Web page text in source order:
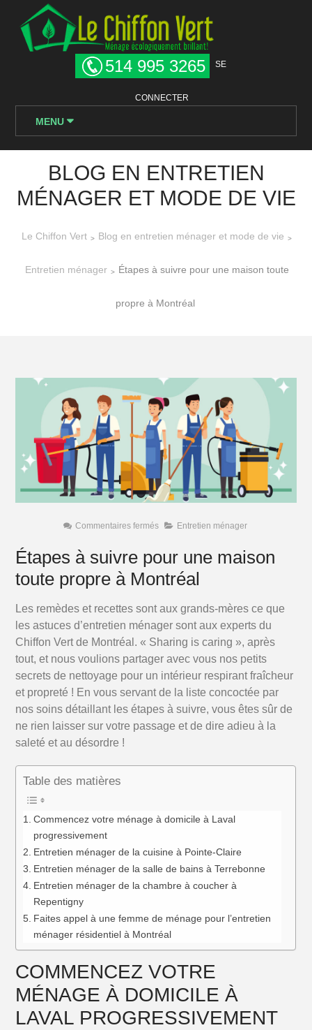
514 995 3265 SE
CONNECTER
MENU
BLOG EN ENTRETIEN
MÉNAGER ET MODE DE VIE
Le Chiffon Vert > Blog en entretien ménager et mode de vie >
Entretien ménager > Étapes à suivre pour une maison toute
propre à Montréal
Commentaires ferméssur
suivre
pour
une
maison
à
Montréal
Entretien ménager
Étapes à suivre pour une maison
toute propre à Montréal
Les remèdes et recettes sont aux grands-mères ce que
les astuces d’entretien ménager sont aux experts du
Chiffon Vert de Montréal. « Sharing is caring », après
tout, et nous voulions partager avec vous nos petits
secrets de nettoyage pour un intérieur respirant fraîcheur
et propreté ! En vous servant de la liste concoctée par
nos soins détaillant les étapes à suivre, vous êtes sûr de
ne rien laisser sur votre passage et de dire adieu à la
saleté et au désordre !
Table des matières
Commencez votre ménage à domicile à Laval
progressivement
Entretien ménager de la cuisine à Pointe-Claire
Entretien ménager de la salle de bains à Terrebonne
Entretien ménager de la chambre à coucher à
Repentigny
Faites appel à une femme de ménage pour l’entretien
ménager résidentiel à Montréal
COMMENCEZ VOTRE
MÉNAGE À DOMICILE À
LAVAL PROGRESSIVEMENT